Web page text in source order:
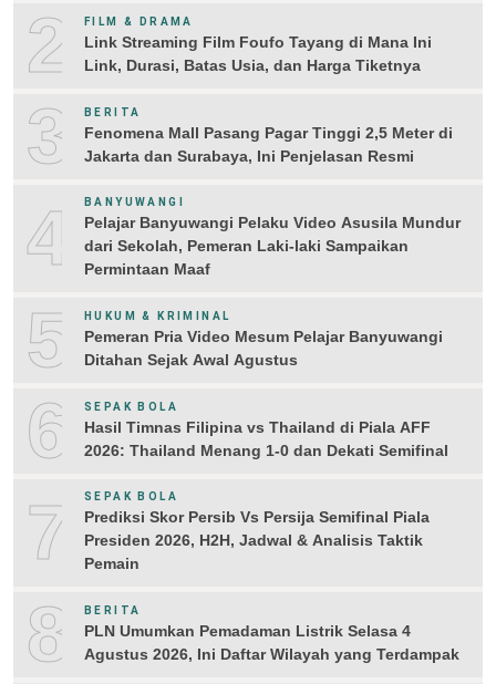
2 FILM & DRAMA
Link Streaming Film Foufo Tayang di Mana Ini
Link, Durasi, Batas Usia, dan Harga Tiketnya
3 BERITA
Fenomena Mall Pasang Pagar Tinggi 2,5 Meter di
Jakarta dan Surabaya, Ini Penjelasan Resmi
4 BANYUWANGI
Pelajar Banyuwangi Pelaku Video Asusila Mundur
dari Sekolah, Pemeran Laki-laki Sampaikan
Permintaan Maaf
5 HUKUM & KRIMINAL
Pemeran Pria Video Mesum Pelajar Banyuwangi
Ditahan Sejak Awal Agustus
6 SEPAK BOLA
Hasil Timnas Filipina vs Thailand di Piala AFF
2026: Thailand Menang 1-0 dan Dekati Semifinal
7 SEPAK BOLA
Prediksi Skor Persib Vs Persija Semifinal Piala
Presiden 2026, H2H, Jadwal & Analisis Taktik
Pemain
8 BERITA
PLN Umumkan Pemadaman Listrik Selasa 4
Agustus 2026, Ini Daftar Wilayah yang Terdampak